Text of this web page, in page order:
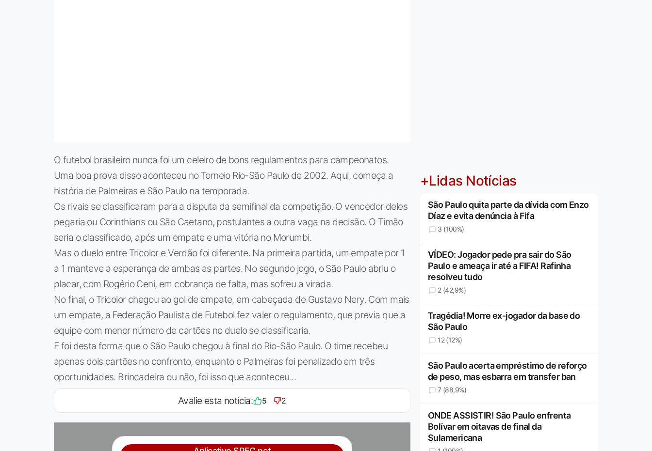
O futebol brasileiro nunca foi um celeiro de bons regulamentos para campeonatos.
Uma boa prova disso aconteceu no Torneio Rio-São Paulo de 2002. Aqui, começa a
história de Palmeiras e São Paulo na temporada.
Os rivais se classificaram para a disputa da semifinal da competição. O vencedor deles
pegaria ou Corinthians ou São Caetano, postulantes a outra vaga na decisão. O Timão
seria o classificado, após um empate e uma vitória no Morumbi.
Mas o duelo entre Tricolor e Verdão foi diferente. Na primeira partida, um empate por 1
a 1 manteve a esperança de ambas as partes. No segundo jogo, o São Paulo abriu o
placar, com Rogério Ceni, em cobrança de falta, mas sofreu a virada.
No final, o Tricolor chegou ao gol de empate, em cabeçada de Gustavo Nery. Com mais
um empate, a Federação Paulista de Futebol fez valer o regulamento, que previa que a
equipe com menor número de cartões no duelo se classificaria.
E foi desta forma que o São Paulo chegou à final do Rio-São Paulo. O time recebeu
apenas dois cartões no confronto, enquanto o Palmeiras foi penalizado em três
oportunidades. Brincadeira ou não, foi isso que aconteceu...
Avalie esta notícia: 5 2
+Lidas Notícias
São Paulo quita parte da dívida com Enzo
Díaz e evita denúncia à Fifa
3 (100%)
VÍDEO: Jogador pede pra sair do São
Paulo e ameaça ir até a FIFA! Rafinha
resolveu tudo
2 (42,9%)
Tragédia! Morre ex-jogador da base do
São Paulo
12 (12%)
São Paulo acerta empréstimo de reforço
de peso, mas esbarra em transfer ban
7 (88,9%)
ONDE ASSISTIR! São Paulo enfrenta
Bolívar em oitavas de final da
Sulamericana